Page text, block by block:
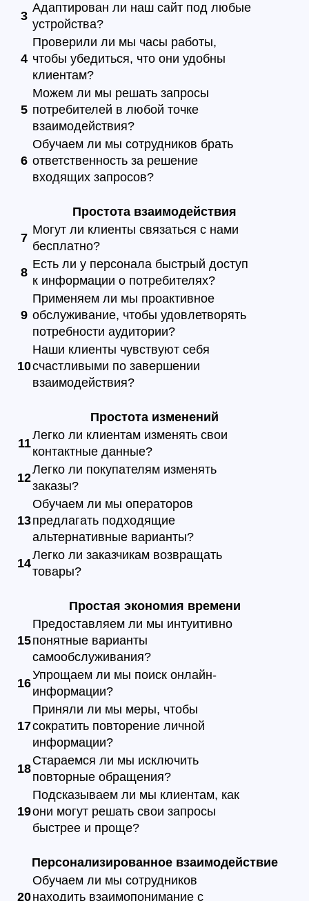
3
Адаптирован ли наш сайт под любые
устройства?
4
Проверили ли мы часы работы,
чтобы убедиться, что они удобны
клиентам?
5
Можем ли мы решать запросы
потребителей в любой точке
взаимодействия?
6
Обучаем ли мы сотрудников брать
ответственность за решение
входящих запросов?
Простота взаимодействия
7
Могут ли клиенты связаться с нами
бесплатно?
8
Есть ли у персонала быстрый доступ
к информации о потребителях?
9
Применяем ли мы проактивное
обслуживание, чтобы удовлетворять
потребности аудитории?
10
Наши клиенты чувствуют себя
счастливыми по завершении
взаимодействия?
Простота изменений
11
Легко ли клиентам изменять свои
контактные данные?
12
Легко ли покупателям изменять
заказы?
13
Обучаем ли мы операторов
предлагать подходящие
альтернативные варианты?
14
Легко ли заказчикам возвращать
товары?
Простая экономия времени
15
Предоставляем ли мы интуитивно
понятные варианты
самообслуживания?
16
Упрощаем ли мы поиск онлайн-
информации?
17
Приняли ли мы меры, чтобы
сократить повторение личной
информации?
18
Стараемся ли мы исключить
повторные обращения?
19
Подсказываем ли мы клиентам, как
они могут решать свои запросы
быстрее и проще?
Персонализированное взаимодействие
20
Обучаем ли мы сотрудников
находить взаимопонимание с